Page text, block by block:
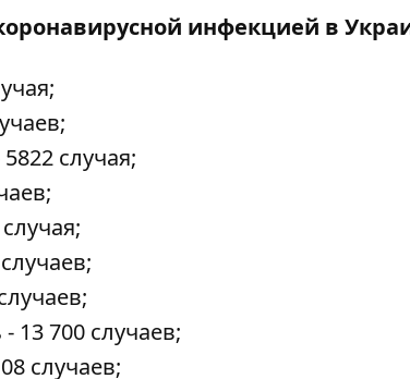
инфекцией в
случая;
13 700 случаев;
случаев;